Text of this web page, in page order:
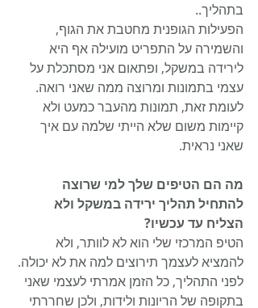
בתהליך..
הפעילות הגופנית מחטבת את הגוף,
והשמירה על התפריט מועילה אף היא
לירידה במשקל, ופתאום אני מסתכלת על
עצמי בתמונות ומרוצה ממה שאני רואה.
לעומת זאת, תמונות מהעבר כמעט ולא
קיימות משום שלא הייתי שלמה עם איך
שאני נראית.
מה הם הטיפים שלך למי שרוצה
להתחיל תהליך ירידה במשקל ולא
הצליח עד עכשיו?
הטיפ המרכזי שלי הוא לא לוותר, ולא
להמציא לעצמך תירוצים למה את לא יכולה.
לפני התהליך, כל הזמן אמרתי לעצמי שאני
בתקופה של הריונות ולידות, ולכן שחררתי